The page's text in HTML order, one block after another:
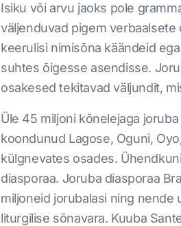
Isiku või arvu jaoks pole
väljenduvad pigem
keerulisi nimisõna käändeid
suhtes õigesse asendisse.
osakesed tekitavad väljundit,
Üle 45 miljoni kõnelejaga
koondunud Lagose, Oguni,
külgnevates osades.
diasporaa. Joruba diasporaa
miljoneid jorubalasi ning nende
liturgilise sõnavara. Kuuba